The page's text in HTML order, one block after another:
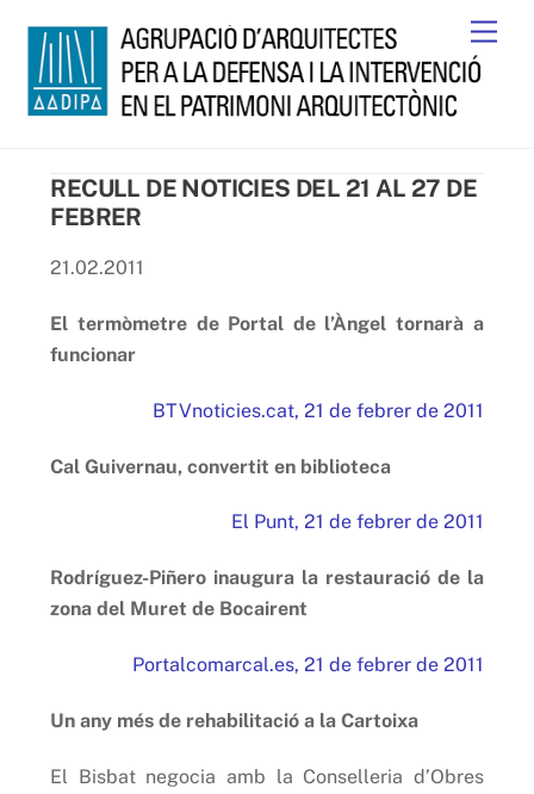
content
RECULL DE NOTICIES DEL 21 AL 27 DE
FEBRER
21.02.2011
El termòmetre de Portal de l’Àngel tornarà a
funcionar
BTVnoticies.cat, 21 de febrer de 2011
Cal Guivernau, convertit en biblioteca
El Punt, 21 de febrer de 2011
Rodríguez-Piñero inaugura la restauració de la
zona del Muret de Bocairent
Portalcomarcal.es, 21 de febrer de 2011
Un any més de rehabilitació a la Cartoixa
El Bisbat negocia amb la Conselleria d’Obres